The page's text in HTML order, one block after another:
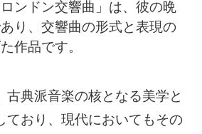
ンドン交響曲」は、彼の晩
り、交響曲の形式と表現の
作品です。
古典派音楽の核となる美学と
ており、現代においてもその